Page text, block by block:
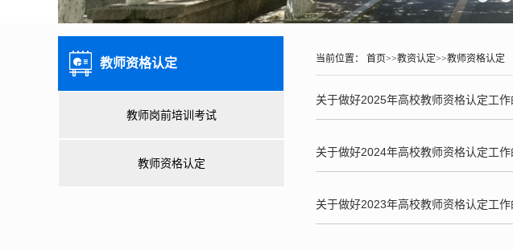
教师资格认定
教师岗前培训考试
教师资格认定
当前位置： 首页>>教资认定>>教师资格认定
关于做好2025年高校教师资格认定工作
关于做好2024年高校教师资格认定工作
关于做好2023年高校教师资格认定工作